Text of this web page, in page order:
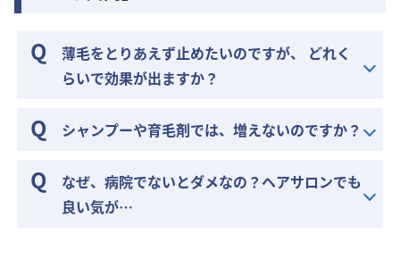
薄毛をとりあえず止めたいのですが、 どれく
らいで効果が出ますか？
シャンプーや育毛剤では、増えないのですか？
なぜ、病院でないとダメなの？ヘアサロンでも
良い気が…